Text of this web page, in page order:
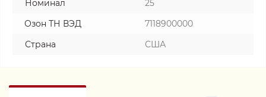
Номинал
25
Озон ТН ВЭД
7118900000
Страна
США